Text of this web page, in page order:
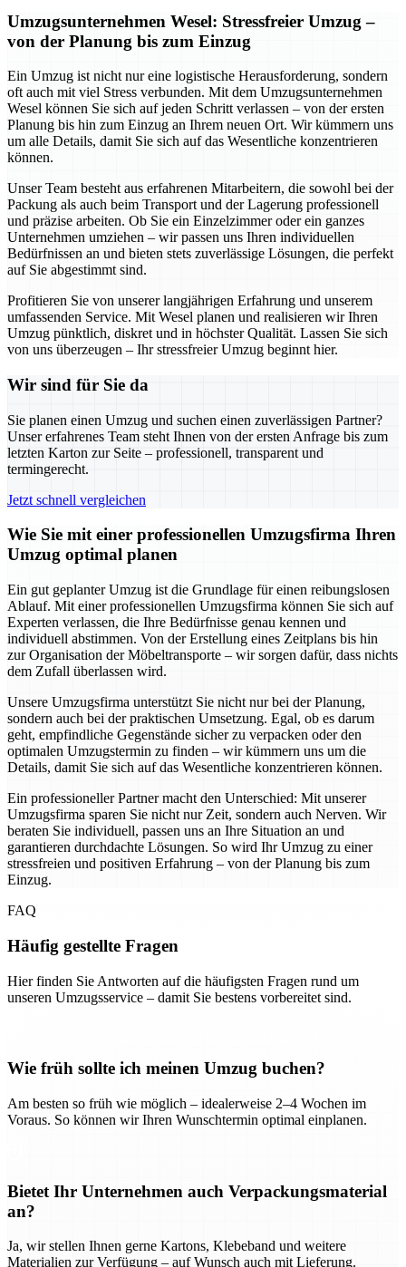
Umzugsunternehmen Wesel: Stressfreier Umzug –
von der Planung bis zum Einzug
Ein Umzug ist nicht nur eine logistische Herausforderung, sondern
oft auch mit viel Stress verbunden. Mit dem Umzugsunternehmen
Wesel können Sie sich auf jeden Schritt verlassen – von der ersten
Planung bis hin zum Einzug an Ihrem neuen Ort. Wir kümmern uns
um alle Details, damit Sie sich auf das Wesentliche konzentrieren
können.
Unser Team besteht aus erfahrenen Mitarbeitern, die sowohl bei der
Packung als auch beim Transport und der Lagerung professionell
und präzise arbeiten. Ob Sie ein Einzelzimmer oder ein ganzes
Unternehmen umziehen – wir passen uns Ihren individuellen
Bedürfnissen an und bieten stets zuverlässige Lösungen, die perfekt
auf Sie abgestimmt sind.
Profitieren Sie von unserer langjährigen Erfahrung und unserem
umfassenden Service. Mit Wesel planen und realisieren wir Ihren
Umzug pünktlich, diskret und in höchster Qualität. Lassen Sie sich
von uns überzeugen – Ihr stressfreier Umzug beginnt hier.
Wir sind für Sie da
Sie planen einen Umzug und suchen einen zuverlässigen Partner?
Unser erfahrenes Team steht Ihnen von der ersten Anfrage bis zum
letzten Karton zur Seite – professionell, transparent und
termingerecht.
Jetzt schnell vergleichen
Wie Sie mit einer professionellen Umzugsfirma Ihren
Umzug optimal planen
Ein gut geplanter Umzug ist die Grundlage für einen reibungslosen
Ablauf. Mit einer professionellen Umzugsfirma können Sie sich auf
Experten verlassen, die Ihre Bedürfnisse genau kennen und
individuell abstimmen. Von der Erstellung eines Zeitplans bis hin
zur Organisation der Möbeltransporte – wir sorgen dafür, dass nichts
dem Zufall überlassen wird.
Unsere Umzugsfirma unterstützt Sie nicht nur bei der Planung,
sondern auch bei der praktischen Umsetzung. Egal, ob es darum
geht, empfindliche Gegenstände sicher zu verpacken oder den
optimalen Umzugstermin zu finden – wir kümmern uns um die
Details, damit Sie sich auf das Wesentliche konzentrieren können.
Ein professioneller Partner macht den Unterschied: Mit unserer
Umzugsfirma sparen Sie nicht nur Zeit, sondern auch Nerven. Wir
beraten Sie individuell, passen uns an Ihre Situation an und
garantieren durchdachte Lösungen. So wird Ihr Umzug zu einer
stressfreien und positiven Erfahrung – von der Planung bis zum
Einzug.
FAQ
Häufig gestellte Fragen
Hier finden Sie Antworten auf die häufigsten Fragen rund um
unseren Umzugsservice – damit Sie bestens vorbereitet sind.
Wie früh sollte ich meinen Umzug buchen?
Am besten so früh wie möglich – idealerweise 2–4 Wochen im
Voraus. So können wir Ihren Wunschtermin optimal einplanen.
Bietet Ihr Unternehmen auch Verpackungsmaterial
an?
Ja, wir stellen Ihnen gerne Kartons, Klebeband und weitere
Materialien zur Verfügung – auf Wunsch auch mit Lieferung.